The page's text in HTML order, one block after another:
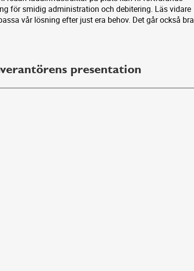
för smidig administration och debitering. Läs vidare
vår lösning efter just era behov. Det går också bra
presentation